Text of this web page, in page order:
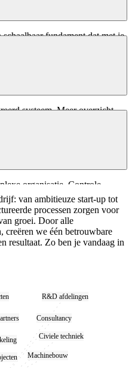
moeten investeren
fundament dat met je
systeem. Meer overzicht,
organisatie. Controle,
audittrail)
te verliezen
van ambitieuze start-up tot
processen zorgen voor
groei. Door alle
creëren we één betrouwbare
resultaat. Zo ben je vandaag in
Machinebouw
Consultancy
Civiele techniek
R&D afdelingen